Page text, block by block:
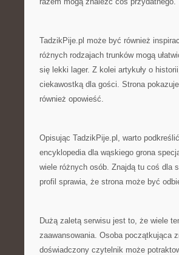
TadzikPije.pl może być również
różnych rodzajach trunków mogą
się lekki lager. Z kolei artykuły o
ciekawostką dla gości. Strona
również opowieść.
Opisując TadzikPije.pl, warto
encyklopedia dla wąskiego grona
wiele różnych osób. Znajdą tu coś dla
profil sprawia, że strona może być
Dużą zaletą serwisu jest to, że wiele
zaawansowania. Osoba początkująca
doświadczony czytelnik może